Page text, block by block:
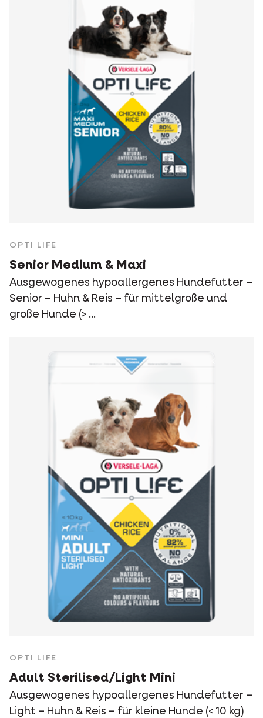
OPTI LIFE
Senior Medium & Maxi
Ausgewogenes hypoallergenes Hundefutter –
Senior – Huhn & Reis – für mittelgroße und
große Hunde (> ...
OPTI LIFE
Adult Sterilised/Light Mini
Ausgewogenes hypoallergenes Hundefutter –
Light – Huhn & Reis – für kleine Hunde (< 10 kg)